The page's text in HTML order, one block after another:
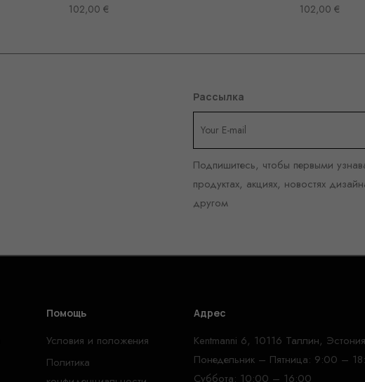
102,00 € 102,00€
Рассылка
Подпишитесь, чтобы первыми
продуктах, акциях, новостях
другом
Помощь
Условия и положения
Политика
Адрес
Kentmanni 6, 10116 Таллин, Эстония
Понедельник – Пятница: 9:00 –
Суббота: 10:00 – 16:00